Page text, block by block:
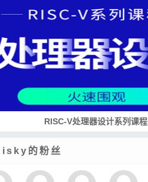
RISC-V处理器设计系列课程
的粉丝